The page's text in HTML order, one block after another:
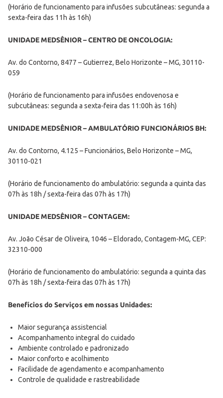
(Horário de funcionamento para infusões subcutâneas: segunda a
sexta-feira das 11h às 16h)
UNIDADE MEDSÊNIOR – CENTRO DE ONCOLOGIA:
Av. do Contorno, 8477 – Gutierrez, Belo Horizonte – MG, 30110-
059
(Horário de funcionamento para infusões endovenosa e
subcutâneas: segunda a sexta-feira das 11:00h às 16h)
UNIDADE MEDSÊNIOR – AMBULATÓRIO FUNCIONÁRIOS BH:
Av. do Contorno, 4.125 – Funcionários, Belo Horizonte – MG,
30110-021
(Horário de funcionamento do ambulatório: segunda a quinta das
07h às 18h / sexta-feira das 07h às 17h)
UNIDADE MEDSÊNIOR – CONTAGEM:
Av. João César de Oliveira, 1046 – Eldorado, Contagem-MG, CEP:
32310-000
(Horário de funcionamento do ambulatório: segunda a quinta das
07h às 18h / sexta-feira das 07h às 17h)
Benefícios do Serviços em nossas Unidades:
Maior segurança assistencial
Acompanhamento integral do cuidado
Ambiente controlado e padronizado
Maior conforto e acolhimento
Facilidade de agendamento e acompanhamento
Controle de qualidade e rastreabilidade